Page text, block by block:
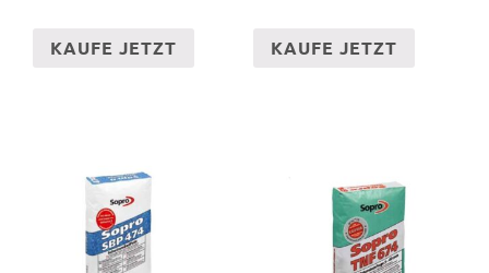
KAUFE JETZT KAUFE JETZT